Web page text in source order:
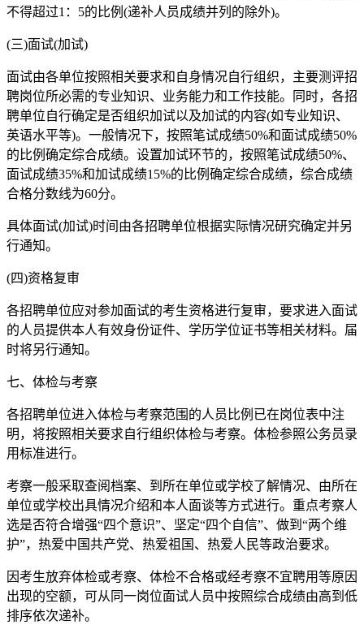
不得超过1：5的比例(递补人员成绩并列的除外)。
(三)面试(加试)
面试由各单位按照相关要求和自身情况自行组织，主要测评招
聘岗位所必需的专业知识、业务能力和工作技能。同时，各招
聘单位自行确定是否组织加试以及加试的内容(如专业知识、
英语水平等)。一般情况下，按照笔试成绩50%和面试成绩50%
的比例确定综合成绩。设置加试环节的，按照笔试成绩50%、
面试成绩35%和加试成绩15%的比例确定综合成绩，综合成绩
合格分数线为60分。
具体面试(加试)时间由各招聘单位根据实际情况研究确定并另
行通知。
(四)资格复审
各招聘单位应对参加面试的考生资格进行复审，要求进入面试
的人员提供本人有效身份证件、学历学位证书等相关材料。届
时将另行通知。
七、体检与考察
各招聘单位进入体检与考察范围的人员比例已在岗位表中注
明，将按照相关要求自行组织体检与考察。体检参照公务员录
用标准进行。
考察一般采取查阅档案、到所在单位或学校了解情况、由所在
单位或学校出具情况介绍和本人面谈等方式进行。重点考察人
选是否符合增强“四个意识”、坚定“四个自信”、做到“两个维
护”，热爱中国共产党、热爱祖国、热爱人民等政治要求。
因考生放弃体检或考察、体检不合格或经考察不宜聘用等原因
出现的空额，可从同一岗位面试人员中按照综合成绩由高到低
排序依次递补。